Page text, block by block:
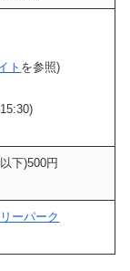
ト を参照)
下)500円
ーパーク